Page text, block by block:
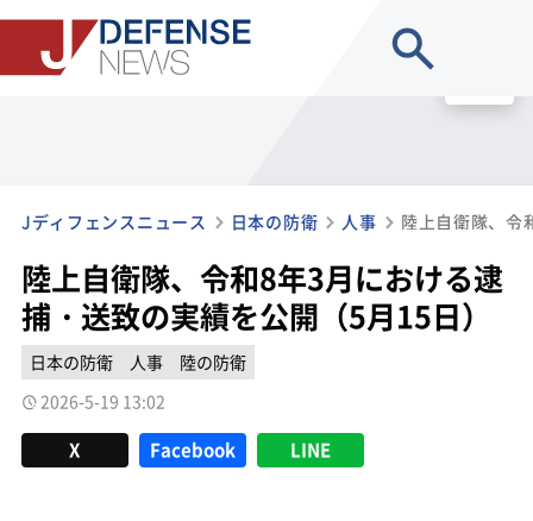
Jディフェンスニュース 日本の防衛 人事
陸上自衛隊、令和8年3月における逮
捕・送致の実績を公開（5月15日）
日本の防衛 人事
陸の防衛
2026-5-19 13:02
X Facebook LINE